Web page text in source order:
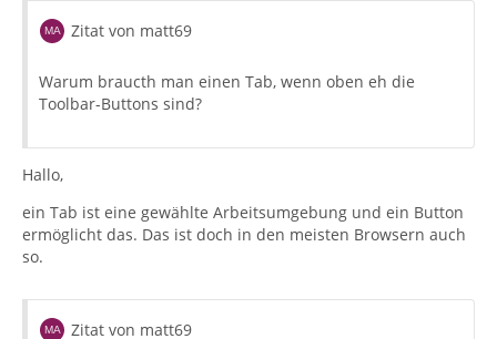
Zitat von matt69
Warum braucth man einen Tab, wenn oben eh die
Toolbar-Buttons sind?
Hallo,
ein Tab ist eine gewählte Arbeitsumgebung und ein Button
ermöglicht das. Das ist doch in den meisten Browsern auch
so.
Zitat von matt69